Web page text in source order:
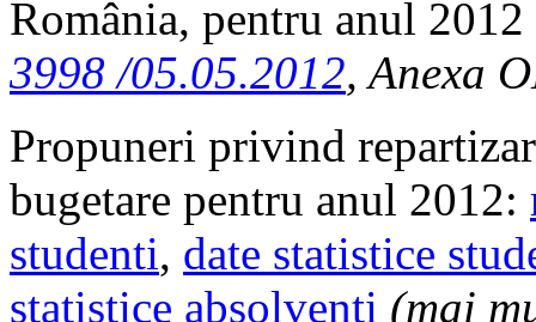
România, pentru anul 2012
3998 /05.05.2012, Anexa
Propuneri privind
bugetare pentru anul 2012:
studenti, date statistice
statistice absolventi (mai